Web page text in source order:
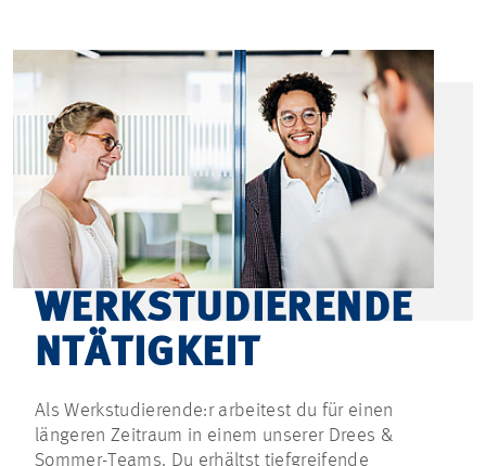
WERKSTUDIERENDE
NTÄTIGKEIT
Als Werkstudierende:r arbeitest du für einen
längeren Zeitraum in einem unserer Drees &
Sommer-Teams. Du erhältst tiefgreifende